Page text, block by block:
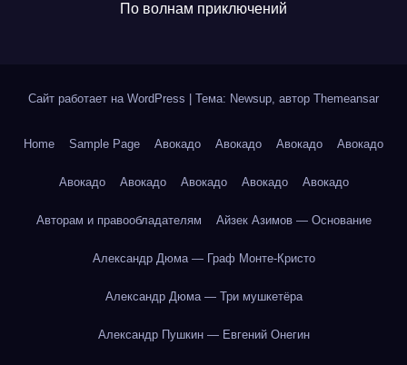
По волнам приключений
Сайт работает на WordPress Тема: Newsup, автор Themeansar
Home Sample Page Авокадо Авокадо Авокадо Авокадо
Авокадо Авокадо Авокадо Авокадо Авокадо
Авторам и правообладателям Айзек Азимов — Основание
Александр Дюма — Граф Монте-Кристо
Александр Дюма — Три мушкетёра
Александр Пушкин — Евгений Онегин